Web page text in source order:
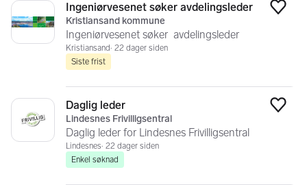
Ingeniørvesenet søker avdelingsleder
Kristiansand kommune
Ingeniørvesenet søker avdelingsleder
Kristiansand 22 dager siden
Siste frist
Daglig leder
Lindesnes Frivilligsentral
Daglig leder for Lindesnes Frivilligsentral
Lindesnes 22 dager siden
Enkel søknad